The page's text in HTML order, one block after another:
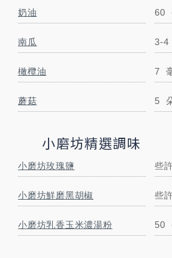
奶油 60
南瓜 3-4
橄欖油 7
蘑菇 5
小磨坊精選調味
小磨坊玫瑰鹽 些
小磨坊鮮磨黑胡椒 些
小磨坊乳香玉米濃湯粉 50
小磨坊乳香玉米濃湯粉 50
STEP BY STEP
跟著步驟一起做料理
蔬菜清洗後，洋蔥、蘑菇、番
STEP02
培根切丁、南瓜刨絲。